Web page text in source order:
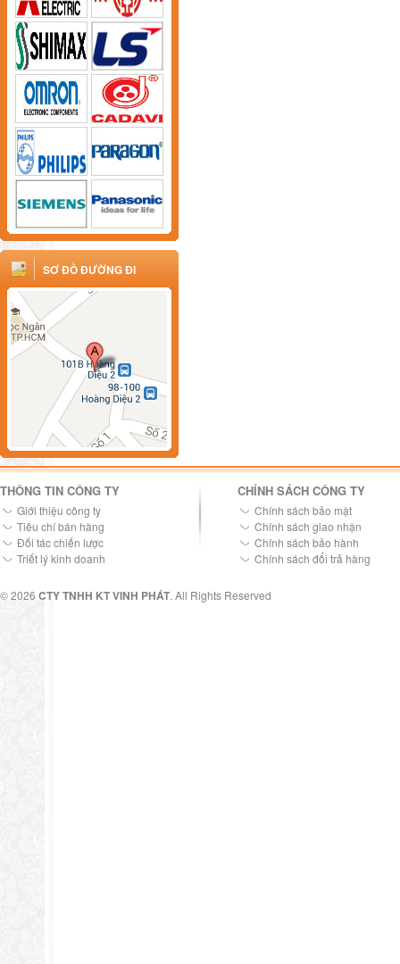
SƠ ĐỒ ĐƯỜNG ĐI
THÔNG TIN CÔNG TY
Giới thiệu công ty
Tiêu chí bán hàng
Đối tác chiến lược
Triết lý kinh doanh
CHÍNH SÁCH CÔNG TY
Chính sách bảo mật
Chính sách giao nhận
Chính sách bảo hành
Chính sách đổi trả hàng
© 2026 CTY TNHH KT VINH PHÁT. All Rights Reserved